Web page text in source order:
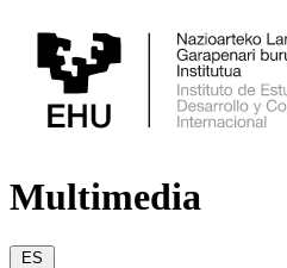
Multimedia
ES